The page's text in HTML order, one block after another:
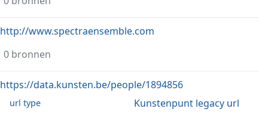
http://www.spectraensemble.com
0 bronnen
https://data.kunsten.be/people/1894856
url type
Kunstenpunt legacy url